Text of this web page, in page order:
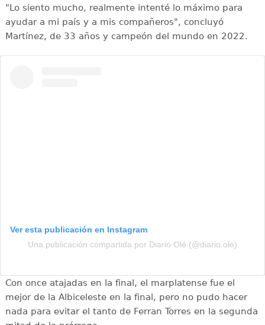
"Lo siento mucho, realmente intenté lo máximo para
ayudar a mi país y a mis compañeros", concluyó
Martínez, de 33 años y campeón del mundo en 2022.
Ver esta publicación en Instagram
Una publicación compartida por Diario Olé (@diario.ole)
Con once atajadas en la final, el marplatense fue el
mejor de la Albiceleste en la final, pero no pudo hacer
nada para evitar el tanto de Ferran Torres en la segunda